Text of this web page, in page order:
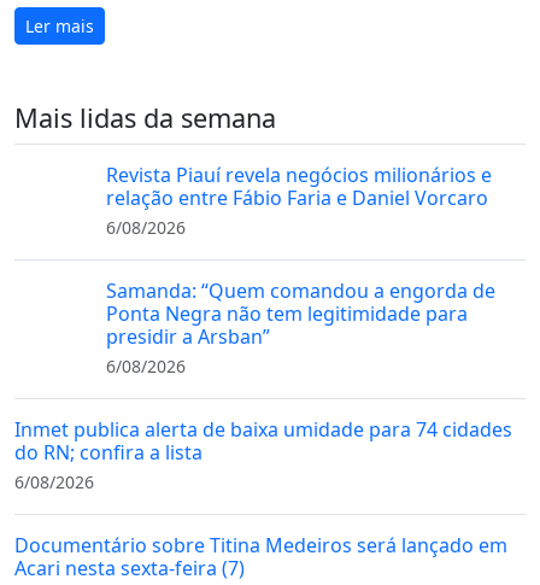
Ler mais
Mais lidas da semana
Revista Piauí revela negócios milionários e
relação entre Fábio Faria e Daniel Vorcaro
6/08/2026
Samanda: “Quem comandou a engorda de
Ponta Negra não tem legitimidade para
presidir a Arsban”
6/08/2026
Inmet publica alerta de baixa umidade para 74 cidades
do RN; confira a lista
6/08/2026
Documentário sobre Titina Medeiros será lançado em
Acari nesta sexta-feira (7)